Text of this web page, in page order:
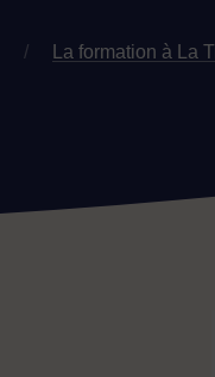
/ La formation à La